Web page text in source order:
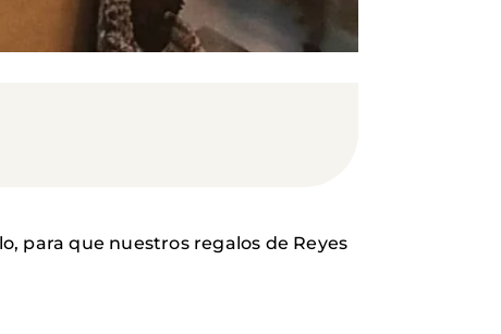
para que nuestros regalos de Reyes